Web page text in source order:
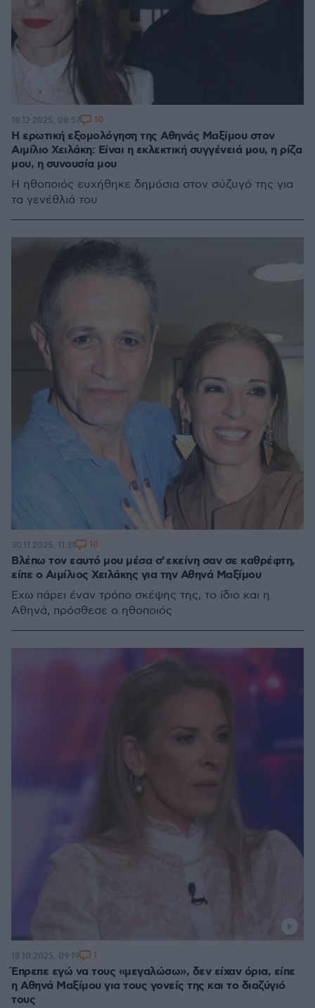
Η ερωτική εξομολόγηση της Αθηνάς Μαξίμου στον
Αιμίλιο Χειλάκη: Είναι η εκλεκτική συγγένειά μου, η ρίζα
μου, η συνουσία μου
Η ηθοποιός ευχήθηκε δημόσια στον σύζυγό της για
τα γενέθλιά του
18.12.2025, 08:57 10
Βλέπω τον εαυτό μου μέσα σ' εκείνη σαν σε καθρέφτη,
είπε ο Αιμίλιος Χειλάκης για την Αθηνά Μαξίμου
Έχω πάρει έναν τρόπο σκέψης της, το ίδιο και η
Αθηνά, πρόσθεσε ο ηθοποιός
30.11.2025, 11:31 10
Έπρεπε εγώ να τους «μεγαλώσω», δεν είχαν όρια, είπε
η Αθηνά Μαξίμου για τους γονείς της και το διαζύγιό
τους
18.10.2025, 09:19 1